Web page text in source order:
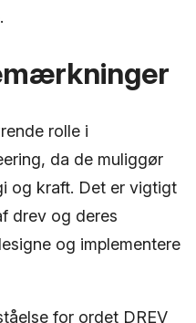
rolle i
da de muliggør
og kraft. Det er vigtigt
drev og deres
og implementere
for ordet DREV